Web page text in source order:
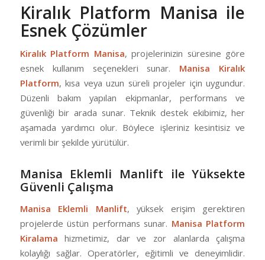
Kiralık Platform Manisa ile
Esnek Çözümler
Kiralık Platform Manisa, projelerinizin süresine göre
esnek kullanım seçenekleri sunar. Manisa Kiralık
Platform, kısa veya uzun süreli projeler için uygundur.
Düzenli bakım yapılan ekipmanlar, performans ve
güvenliği bir arada sunar. Teknik destek ekibimiz, her
aşamada yardımcı olur. Böylece işleriniz kesintisiz ve
verimli bir şekilde yürütülür.
Manisa Eklemli Manlift ile Yüksekte
Güvenli Çalışma
Manisa Eklemli Manlift, yüksek erişim gerektiren
projelerde üstün performans sunar. Manisa Platform
Kiralama hizmetimiz, dar ve zor alanlarda çalışma
kolaylığı sağlar. Operatörler, eğitimli ve deneyimlidir.